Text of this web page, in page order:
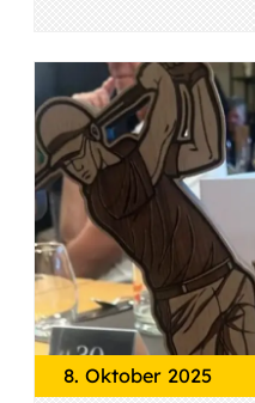
8. Oktober 2025